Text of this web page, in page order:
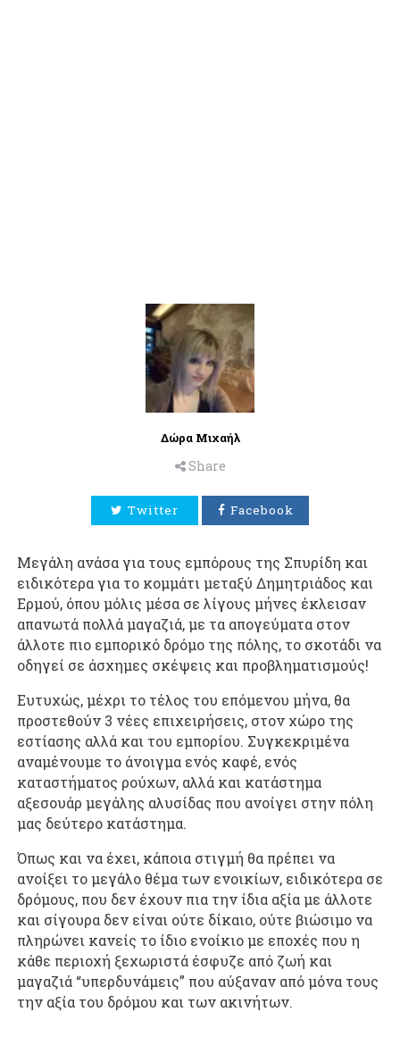
Δώρα Μιχαήλ
Share
Twitter Facebook
Μεγάλη ανάσα για τους εμπόρους της Σπυρίδη και
ειδικότερα για το κομμάτι μεταξύ Δημητριάδος και
Ερμού, όπου μόλις μέσα σε λίγους μήνες έκλεισαν
απανωτά πολλά μαγαζιά, με τα απογεύματα στον
άλλοτε πιο εμπορικό δρόμο της πόλης, το σκοτάδι να
οδηγεί σε άσχημες σκέψεις και προβληματισμούς!
Ευτυχώς, μέχρι το τέλος του επόμενου μήνα, θα
προστεθούν 3 νέες επιχειρήσεις, στον χώρο της
εστίασης αλλά και του εμπορίου. Συγκεκριμένα
αναμένουμε το άνοιγμα ενός καφέ, ενός
καταστήματος ρούχων, αλλά και κατάστημα
αξεσουάρ μεγάλης αλυσίδας που ανοίγει στην πόλη
μας δεύτερο κατάστημα.
Όπως και να έχει, κάποια στιγμή θα πρέπει να
ανοίξει το μεγάλο θέμα των ενοικίων, ειδικότερα σε
δρόμους, που δεν έχουν πια την ίδια αξία με άλλοτε
και σίγουρα δεν είναι ούτε δίκαιο, ούτε βιώσιμο να
πληρώνει κανείς το ίδιο ενοίκιο με εποχές που η
κάθε περιοχή ξεχωριστά έσφυζε από ζωή και
μαγαζιά “υπερδυνάμεις” που αύξαναν από μόνα τους
την αξία του δρόμου και των ακινήτων.